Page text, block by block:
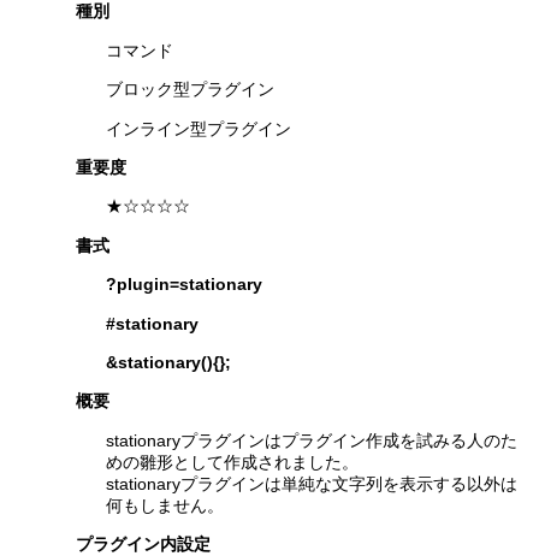
種別
コマンド
ブロック型プラグイン
インライン型プラグイン
重要度
★☆☆☆☆
書式
?plugin=stationary
#stationary
&stationary(){};
概要
stationaryプラグインはプラグイン作成を試みる人のた
めの雛形として作成されました。
stationaryプラグインは単純な文字列を表示する以外は
何もしません。
プラグイン内設定